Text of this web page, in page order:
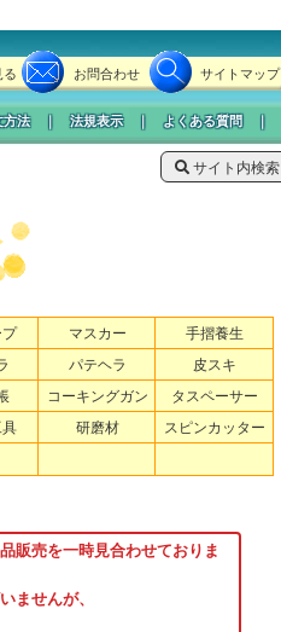
る お問合わせ サイトマップ
方法 ｜法規表示 ｜ よくある質問 ｜
サイト内検索
プ マスカー
手摺養生
パテヘラ
皮スキ
コーキングガン
タスペーサー
研磨材
スピンカッター
販売を一時見合わせておりま
ませんが、